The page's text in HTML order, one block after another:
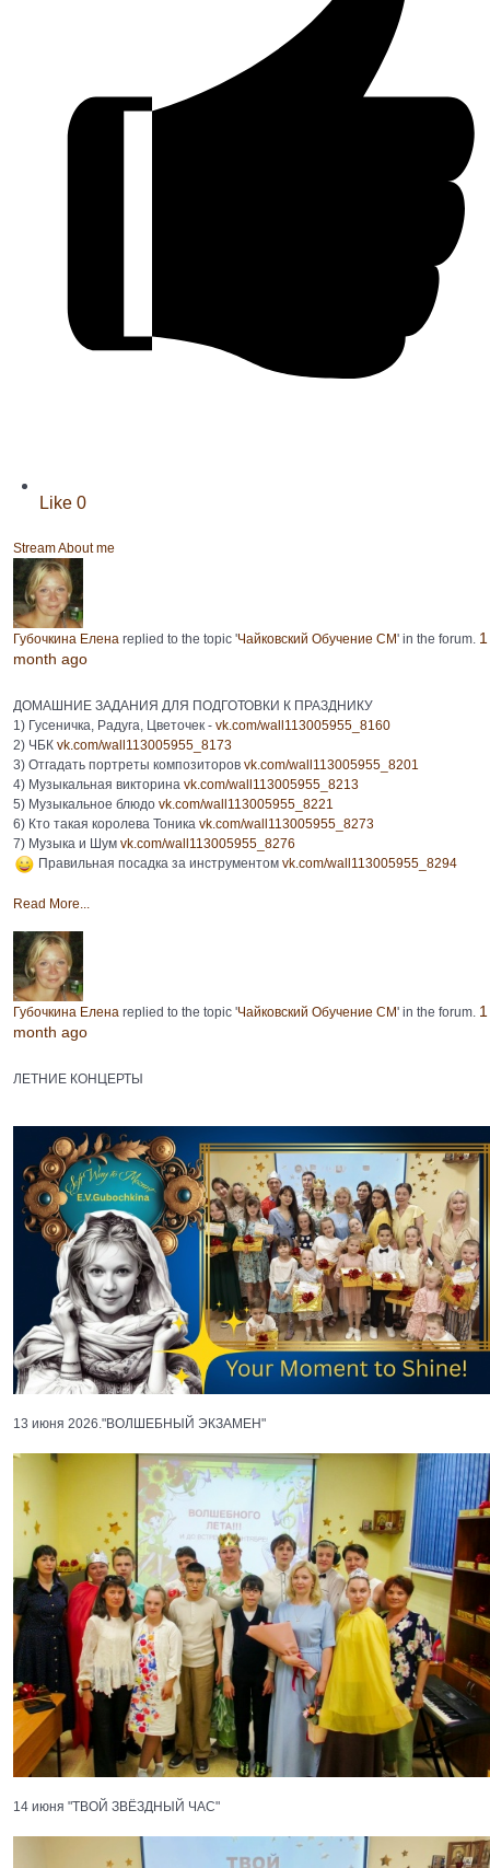
Like 0
StreamAbout me
Губочкина Елена replied to the topic 'Чайковский Обучение СМ' in the forum. 1
month ago
ДОМАШНИЕ ЗАДАНИЯ ДЛЯ ПОДГОТОВКИ К ПРАЗДНИКУ
1) Гусеничка, Радуга, Цветочек - vk.com/wall113005955_8160
2) ЧБК vk.com/wall113005955_8173
3) Отгадать портреты композиторов vk.com/wall113005955_8201
4) Музыкальная викторина vk.com/wall113005955_8213
5) Музыкальное блюдо vk.com/wall113005955_8221
6) Кто такая королева Тоника vk.com/wall113005955_8273
7) Музыка и Шум vk.com/wall113005955_8276
Правильная посадка за инструментом vk.com/wall113005955_8294
Read More...
Губочкина Елена replied to the topic 'Чайковский Обучение СМ' in the forum. 1
month ago
ЛЕТНИЕ КОНЦЕРТЫ
13 июня 2026."ВОЛШЕБНЫЙ ЭКЗАМЕН"
14 июня "ТВОЙ ЗВЁЗДНЫЙ ЧАС"